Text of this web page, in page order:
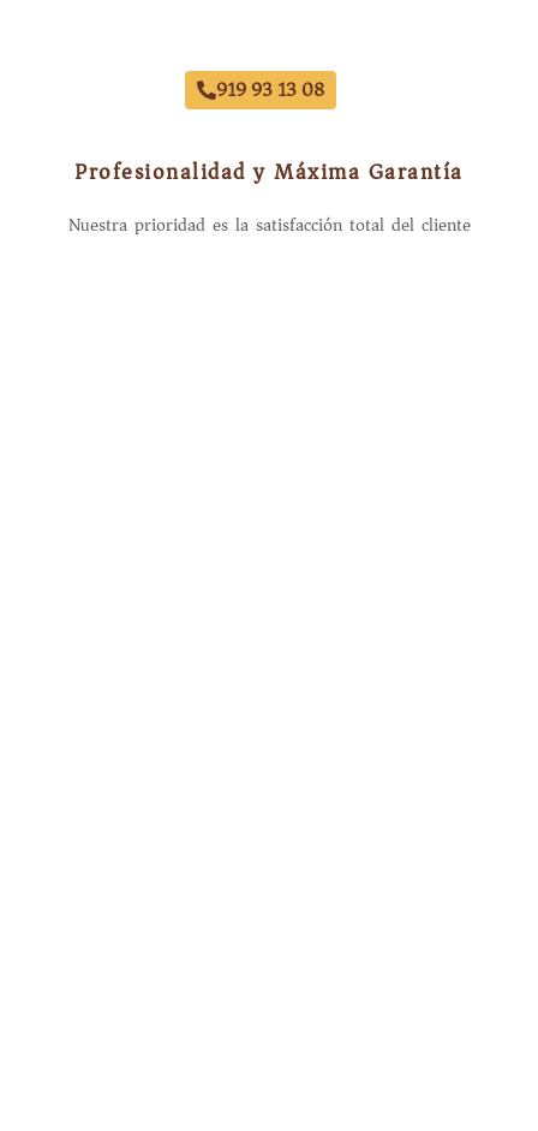
919 93 13 08
Profesionalidad y Máxima Garantía
Nuestra prioridad es la satisfacción total del cliente